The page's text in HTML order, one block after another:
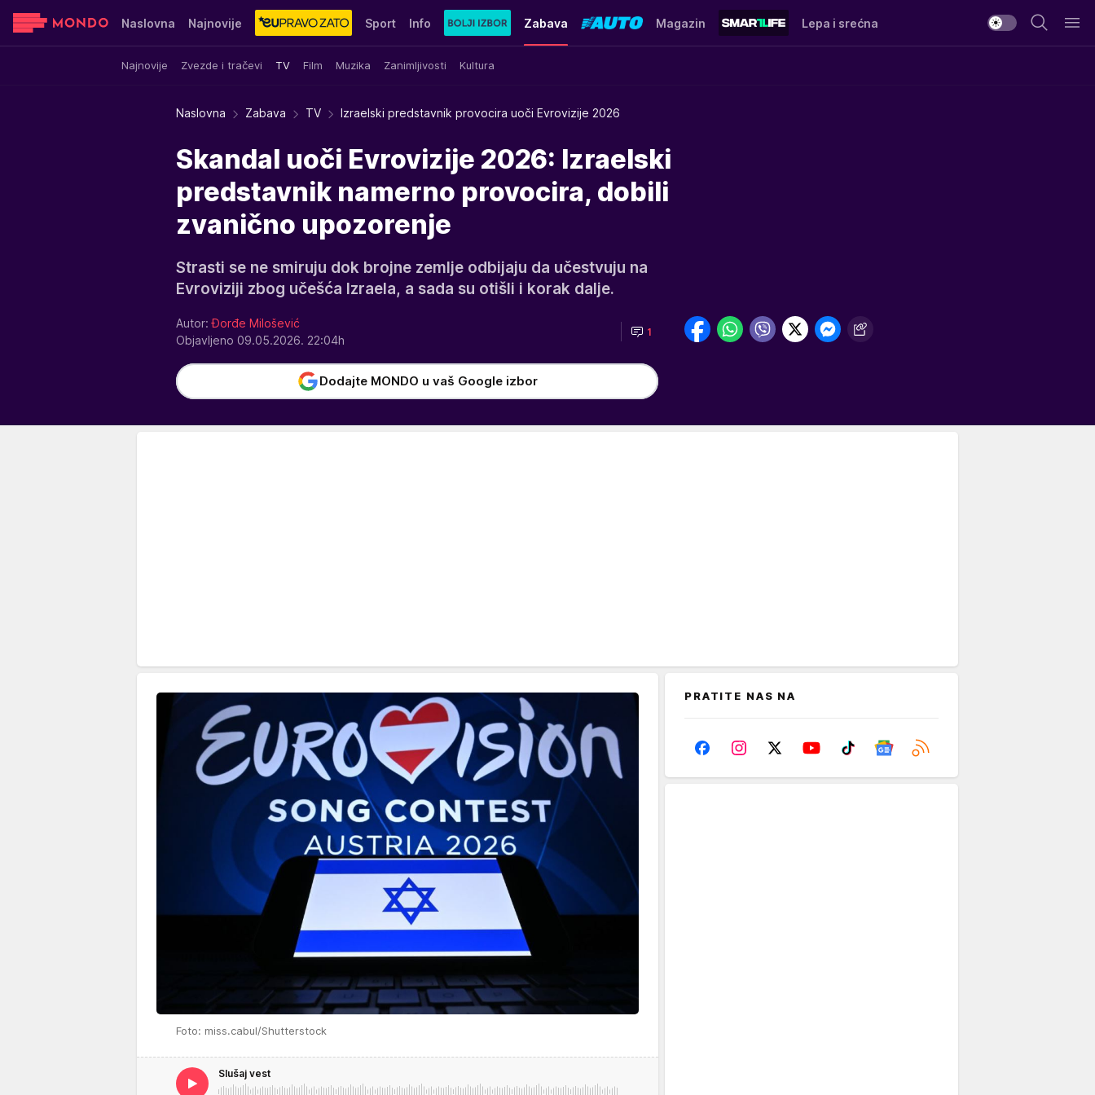
Naslovna Najnovije Sport Info Zabava
Najnovije Zvezde i tračevi TV Film Muzika Zanimljivosti Kultura
Magazin Lepa i srećna
Sensa Stvar ukusa Yumama
Naslovna Zabava TV Izraelski predstavnik provocira uoči Evrovizije 2026
Skandal uoči Evrovizije 2026: Izraelski
predstavnik namerno provocira, dobili
zvanično upozorenje
Strasti se ne smiruju dok brojne zemlje odbijaju da učestvuju na
Evroviziji zbog učešća Izraela, a sada su otišli i korak dalje.
Autor: Đorđe Milošević
Objavljeno 09.05.2026. 22:04h
1
Dodajte MONDO u vaš Google izbor
Foto: miss.cabul/Shutterstock
Slušaj vest
PRATITE NAS NA